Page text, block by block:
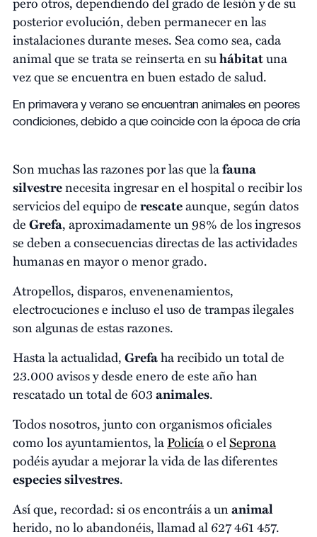
posterior evolución, deben permanecer en las
instalaciones durante meses. Sea como sea, cada
animal que se trata se reinserta en suhábitatuna
vez que se encuentra en buen estado de salud.
En primavera y verano se encuentran animales en peores
condiciones, debido a que coincide con la época de cría
Son muchas las razones por las que lafauna
silvestrenecesita ingresar en el hospital o recibir los
servicios del equipo derescateaunque, según datos
deGrefa, aproximadamente un 98% de los ingresos
se deben a consecuencias directas de las actividades
humanas en mayor o menor grado.
Atropellos, disparos, envenenamientos,
electrocuciones e incluso el uso de trampas ilegales
son algunas de estas razones.
Hasta la actualidad,Grefaha recibido un total de
23.000 avisos y desde enero de este año han
rescatado un total de 603animales.
Todos nosotros, junto con organismos oficiales
como los ayuntamientos, laPolicíao elSeprona
podéis ayudar a mejorar la vida de las diferentes
especies silvestres.
Así que, recordad: si os encontráis a unanimal
herido, no lo abandonéis, llamad al 627 461 457.